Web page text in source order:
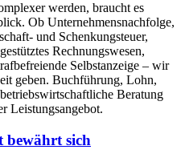
werden, braucht es
Ob Unternehmensnachfolge,
und Schenkungsteuer,
Rechnungswesen,
Selbstanzeige – wir
geben. Buchführung, Lohn,
Beratung
Leistungsangebot.
bewährt sich